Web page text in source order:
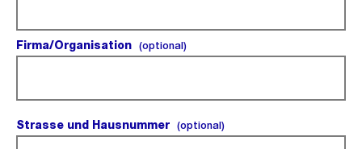
Firma/Organisation (optional)(optional).
Strasse und Hausnummer (optional)(optional).